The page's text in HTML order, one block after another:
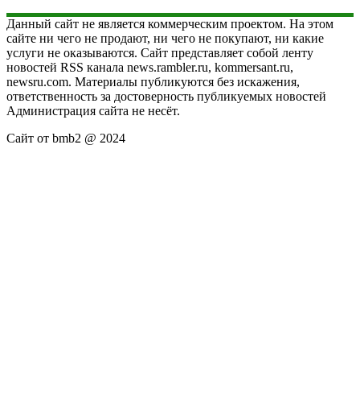
Данный сайт не является коммерческим проектом. На этом
сайте ни чего не продают, ни чего не покупают, ни какие
услуги не оказываются. Сайт представляет собой ленту
новостей RSS канала news.rambler.ru, kommersant.ru,
newsru.com. Материалы публикуются без искажения,
ответственность за достоверность публикуемых новостей
Администрация сайта не несёт.
Сайт от bmb2 @ 2024